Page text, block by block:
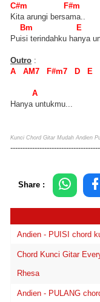
C#m F#m
Kita arungi bersama..
Bm E
Puisi terindahku hanya
Outro :
A AM7 F#m7 D E
A
Hanya untukmu...
Kunci Chord Gitar Mudah Andien
-------------------------------------
Share :
Andien - PUISI chord
Chord Kunci Gitar
Rhesa
Andien - PULANG